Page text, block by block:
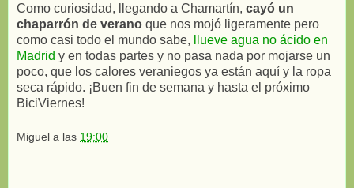
Como curiosidad, llegando a Chamartín, cayó un
chaparrón de verano que nos mojó ligeramente pero
como casi todo el mundo sabe,
llueve agua no ácido en
Madrid y en todas partes y no pasa nada por mojarse un
poco, que los calores veraniegos ya están aquí y la ropa
seca rápido. ¡Buen fin de semana y hasta el próximo
BiciViernes!
Miguel a las 19:00